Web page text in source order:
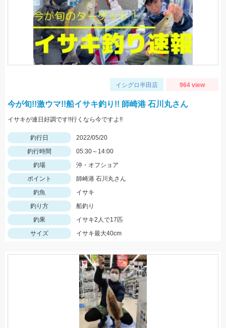
イシグロ半田店 964 view
今が旬!!激ウマ!!船イサキ釣り!! 師崎港 石川丸さん
イサキが連日好調です!!行くなら今ですよ!!
釣行日
2022/05/20
釣行時間
05:30～14:00
釣場
沖・オフショア
ポイント
師崎港 石川丸さん
釣魚
イサキ
釣り方
船釣り
釣果
イサキ2人で17匹
サイズ
イサキ最大40cm